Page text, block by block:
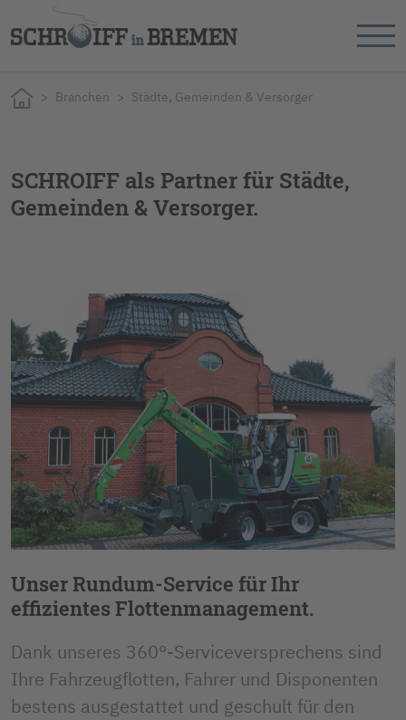
Branchen Städte, Gemeinden & Versorger
SCHROIFF als Partner für Städte,
Gemeinden & Versorger.
Unser Rundum-Service für Ihr
effizientes Flottenmanagement.
Dank unseres 360°-Serviceversprechens sind
Ihre Fahrzeugflotten, Fahrer und Disponenten
bestens ausgestattet und geschult für den